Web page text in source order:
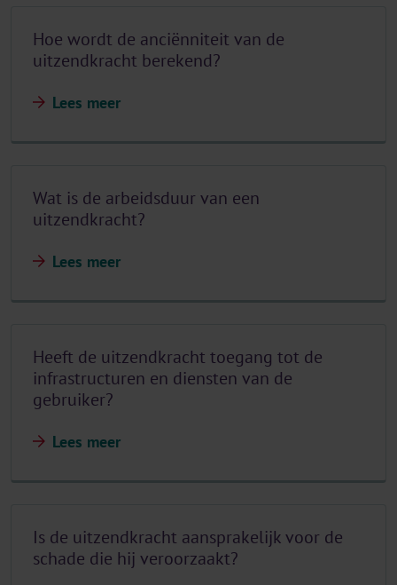
Hoe wordt de anciënniteit van de
uitzendkracht berekend?
Lees meer
Wat is de arbeidsduur van een
uitzendkracht?
Lees meer
Heeft de uitzendkracht toegang tot de
infrastructuren en diensten van de
gebruiker?
Lees meer
Is de uitzendkracht aansprakelijk voor de
schade die hij veroorzaakt?